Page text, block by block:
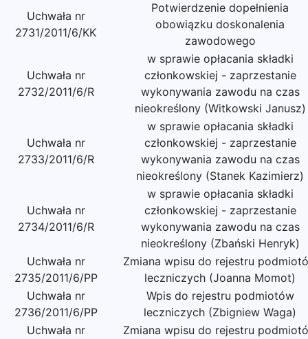
Uchwała nr
2731/2011/6/KK
Potwierdzenie dopełnienia
obowiązku doskonalenia
zawodowego
Uchwała nr
2732/2011/6/R
w sprawie opłacania składki
członkowskiej - zaprzestanie
wykonywania zawodu na czas
nieokreślony (Witkowski Janusz)
Uchwała nr
2733/2011/6/R
w sprawie opłacania składki
członkowskiej - zaprzestanie
wykonywania zawodu na czas
nieokreślony (Stanek Kazimierz)
Uchwała nr
2734/2011/6/R
w sprawie opłacania składki
członkowskiej - zaprzestanie
wykonywania zawodu na czas
nieokreślony (Zbański Henryk)
Uchwała nr
2735/2011/6/PP
Zmiana wpisu do rejestru
leczniczych (Joanna Momot)
Uchwała nr
2736/2011/6/PP
Wpis do rejestru podmiotów
leczniczych (Zbigniew Waga)
Uchwała nr
Zmiana wpisu do rejestru